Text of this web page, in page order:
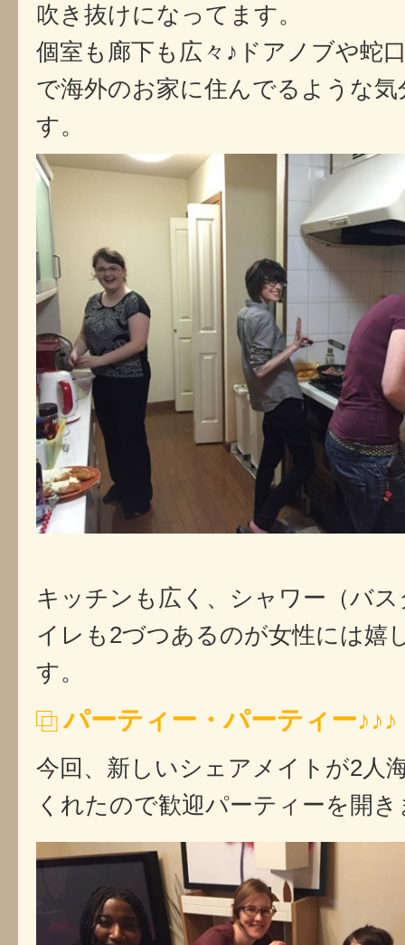
吹き抜けになってます。
個室も廊下も広々♪ドアノブや蛇
で海外のお家に住んでるような
す。
キッチンも広く、シャワー（バ
イレも2づつあるのが女性には嬉
す。
パーティー・パーティー♪♪♪
今回、新しいシェアメイトが2人
くれたので歓迎パーティーを開